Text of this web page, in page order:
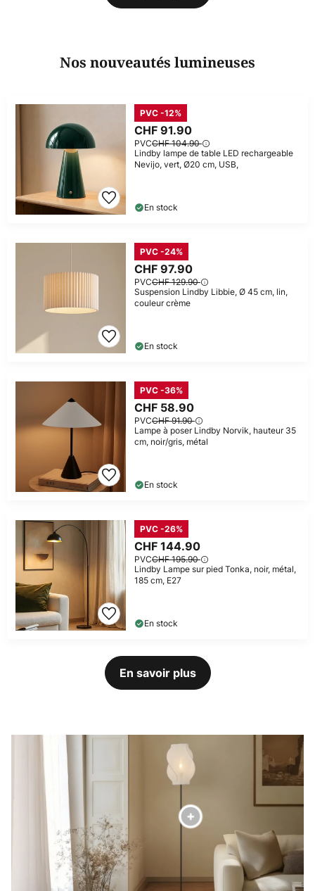
Nos nouveautés lumineuses
CHF 91.90
PVCCHF 104.90
PVC -12%
Lindby lampe de table LED rechargeable
Nevijo, vert, Ø20 cm, USB,
En stock
CHF 97.90
PVCCHF 129.90
PVC -24%
Suspension Lindby Libbie, Ø 45 cm, lin,
couleur crème
En stock
CHF 58.90
PVCCHF 91.90
PVC -36%
Lampe à poser Lindby Norvik, hauteur 35
cm, noir/gris, métal
En stock
CHF 144.90
PVCCHF 195.90
PVC -26%
Lindby Lampe sur pied Tonka, noir, métal,
185 cm, E27
En stock
En savoir plus